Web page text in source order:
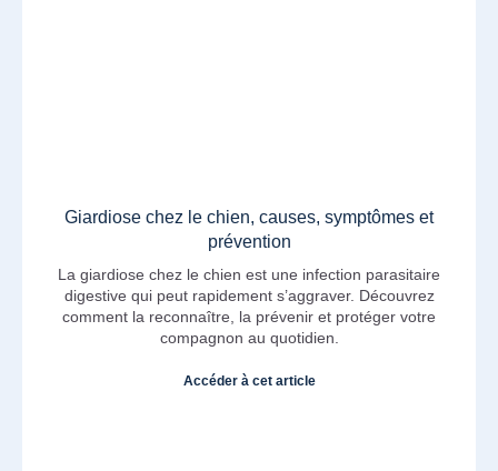
Giardiose chez le chien, causes, symptômes et
prévention
La giardiose chez le chien est une infection parasitaire
digestive qui peut rapidement s’aggraver. Découvrez
comment la reconnaître, la prévenir et protéger votre
compagnon au quotidien.
Accéder à cet article